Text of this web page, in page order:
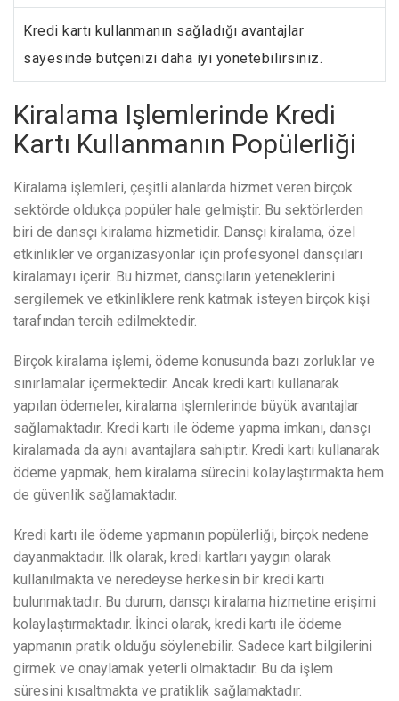
Kredi kartı kullanmanın sağladığı avantajlar
sayesinde bütçenizi daha iyi yönetebilirsiniz.
Kiralama Işlemlerinde Kredi
Kartı Kullanmanın Popülerliği
Kiralama işlemleri, çeşitli alanlarda hizmet veren birçok
sektörde oldukça popüler hale gelmiştir. Bu sektörlerden
biri de dansçı kiralama hizmetidir. Dansçı kiralama, özel
etkinlikler ve organizasyonlar için profesyonel dansçıları
kiralamayı içerir. Bu hizmet, dansçıların yeteneklerini
sergilemek ve etkinliklere renk katmak isteyen birçok kişi
tarafından tercih edilmektedir.
Birçok kiralama işlemi, ödeme konusunda bazı zorluklar ve
sınırlamalar içermektedir. Ancak kredi kartı kullanarak
yapılan ödemeler, kiralama işlemlerinde büyük avantajlar
sağlamaktadır. Kredi kartı ile ödeme yapma imkanı, dansçı
kiralamada da aynı avantajlara sahiptir. Kredi kartı kullanarak
ödeme yapmak, hem kiralama sürecini kolaylaştırmakta hem
de güvenlik sağlamaktadır.
Kredi kartı ile ödeme yapmanın popülerliği, birçok nedene
dayanmaktadır. İlk olarak, kredi kartları yaygın olarak
kullanılmakta ve neredeyse herkesin bir kredi kartı
bulunmaktadır. Bu durum, dansçı kiralama hizmetine erişimi
kolaylaştırmaktadır. İkinci olarak, kredi kartı ile ödeme
yapmanın pratik olduğu söylenebilir. Sadece kart bilgilerini
girmek ve onaylamak yeterli olmaktadır. Bu da işlem
süresini kısaltmakta ve pratiklik sağlamaktadır.